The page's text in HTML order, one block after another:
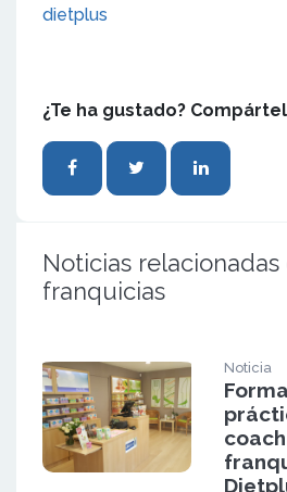
dietplus
¿Te ha gustado?
Noticias relacionadas
franquicias
Noticia